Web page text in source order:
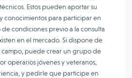
Estos pueden aportar su
conocimientos para participar en
condiciones previo a la consulta
en el mercado. Si dispone de
campo, puede crear un grupo de
operarios jóvenes y veteranos,
y pedirle que participe en